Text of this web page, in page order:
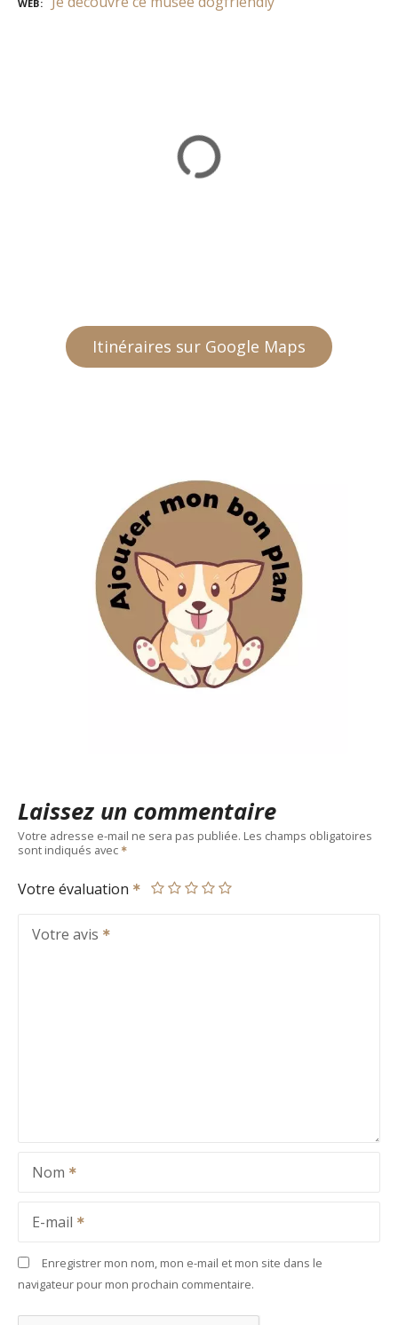
WEB
Itinéraires sur Google Maps
Laissez un commentaire
Votre adresse e-mail ne sera pas publiée. Les champs obligatoires
sont indiqués avec
Votre évaluation
Votre avis
Nom
E-mail
Enregistrer mon nom, mon e-mail et mon site dans le
navigateur pour mon prochain commentaire.